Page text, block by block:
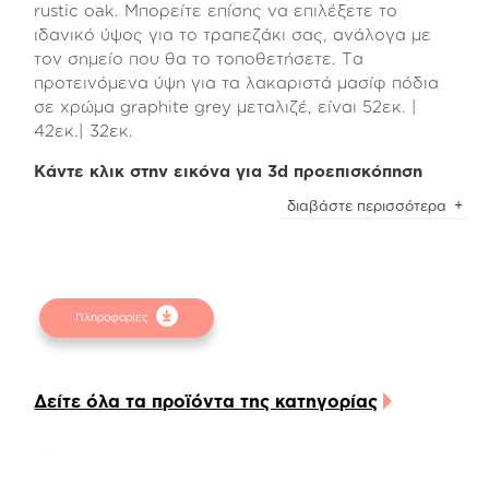
rustic oak. Μπορείτε επίσης να επιλέξετε το
ιδανικό ύψος για το τραπεζάκι σας, ανάλογα με
τον σημείο που θα το τοποθετήσετε. Τα
προτεινόμενα ύψη για τα λακαριστά μασίφ πόδια
σε χρώμα graphite grey μεταλιζέ, είναι 52εκ. |
42εκ.| 32εκ.
Κάντε κλικ στην εικόνα για 3d προεπισκόπηση
Με αυτόν τον τρόπο θα δημιουργήσετε των
προϊόντων στο επισυναπτόμενο pdf.
Προσοχή! Ενδέχεται να υπάρχει μικρή χρωματική
εξυπηρέτησή σας συμβουλευτείτε τα
διαβάστε περισσότερα
Πληροφορίες
Δείτε όλα τα προϊόντα της κατηγορίας